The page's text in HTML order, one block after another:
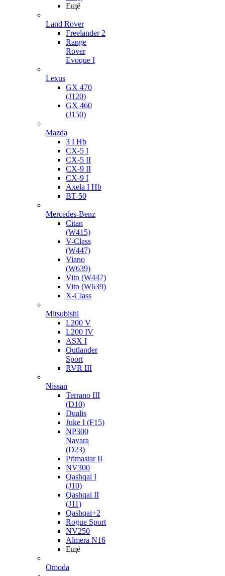
Ещё
Land Rover
Freelander 2
Range
Rover
Evoque I
Lexus
GX 470
(J120)
GX 460
(J150)
Mazda
3 I Hb
CX-5 I
CX-5 II
CX-9 II
CX-9 I
Axela I Hb
BT-50
Mercedes-Benz
Citan
(W415)
V-Class
(W447)
Viano
(W639)
Vito (W447)
Vito (W639)
X-Class
Mitsubishi
L200 V
L200 IV
ASX I
Outlander
Sport
RVR III
Nissan
Terrano III
(D10)
Dualis
Juke I (F15)
NP300
Navara
(D23)
Primastar II
NV300
Qashqai I
(J10)
Qashqai II
(J11)
Qashqai+2
Rogue Sport
NV250
Almera N16
Ещё
Omoda